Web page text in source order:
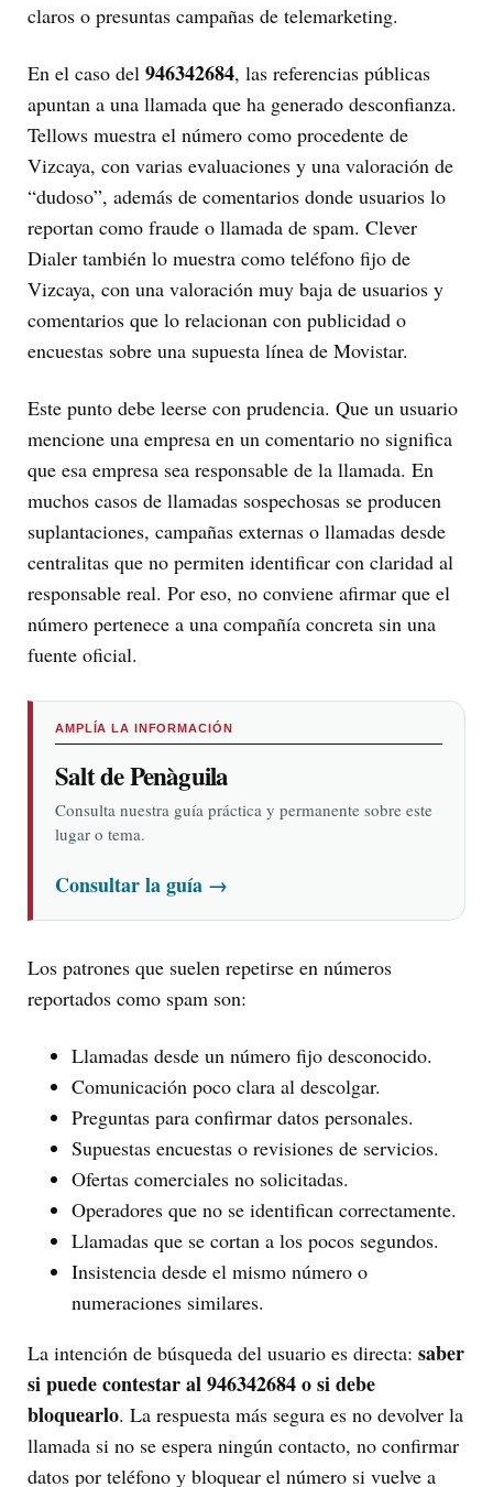
claros o presuntas campañas de telemarketing.
En el caso del 946342684, las referencias públicas
apuntan a una llamada que ha generado desconfianza.
Tellows muestra el número como procedente de
Vizcaya, con varias evaluaciones y una valoración de
“dudoso”, además de comentarios donde usuarios lo
reportan como fraude o llamada de spam. Clever
Dialer también lo muestra como teléfono fijo de
Vizcaya, con una valoración muy baja de usuarios y
comentarios que lo relacionan con publicidad o
encuestas sobre una supuesta línea de Movistar.
Este punto debe leerse con prudencia. Que un usuario
mencione una empresa en un comentario no significa
que esa empresa sea responsable de la llamada. En
muchos casos de llamadas sospechosas se producen
suplantaciones, campañas externas o llamadas desde
centralitas que no permiten identificar con claridad al
responsable real. Por eso, no conviene afirmar que el
número pertenece a una compañía concreta sin una
fuente oficial.
AMPLÍA LA INFORMACIÓN
Salt de Penàguila
Consulta nuestra guía práctica y permanente sobre este
lugar o tema.
Consultar la guía →
Los patrones que suelen repetirse en números
reportados como spam son:
Llamadas desde un número fijo desconocido.
Comunicación poco clara al descolgar.
Preguntas para confirmar datos personales.
Supuestas encuestas o revisiones de servicios.
Ofertas comerciales no solicitadas.
Operadores que no se identifican correctamente.
Llamadas que se cortan a los pocos segundos.
Insistencia desde el mismo número o
numeraciones similares.
La intención de búsqueda del usuario es directa: saber
si puede contestar al 946342684 o si debe
bloquearlo. La respuesta más segura es no devolver la
llamada si no se espera ningún contacto, no confirmar
datos por teléfono y bloquear el número si vuelve a